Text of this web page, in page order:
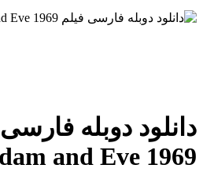
and Eve 1969